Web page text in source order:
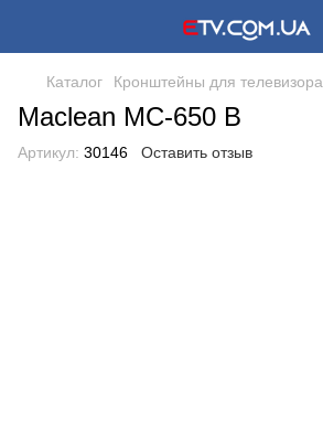
Каталог Кронштейны для телевизора
Maclean MC-650 B
Артикул: 30146 Оставить отзыв